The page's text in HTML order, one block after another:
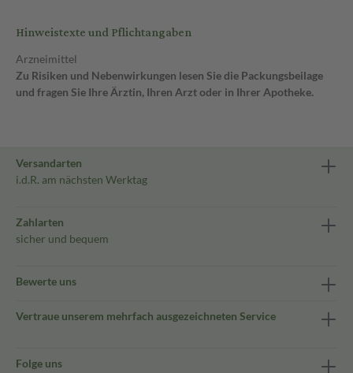
Hinweistexte und Pflichtangaben
Arzneimittel
Zu Risiken und Nebenwirkungen lesen Sie die Packungsbeilage
und fragen Sie Ihre Ärztin, Ihren Arzt oder in Ihrer Apotheke.
Versandarten
i.d.R. am nächsten Werktag
Zahlarten
sicher und bequem
Bewerte uns
Vertraue unserem mehrfach ausgezeichneten Service
Folge uns